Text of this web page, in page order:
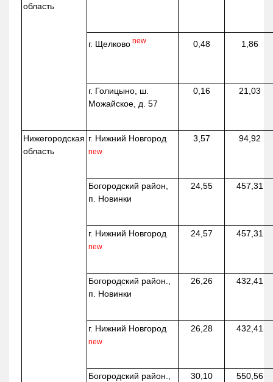
область
г. Щелково new 0,48 1,86
г. Голицыно, ш.
Можайское, д. 57
0,16 21,03
Нижегородская
область
г. Нижний Новгород
new
3,57 94,92
Богородский район,
п. Новинки
24,55 457,31
г. Нижний Новгород
new
24,57 457,31
Богородский район.,
п. Новинки
26,26 432,41
г. Нижний Новгород
new
26,28 432,41
Богородский район.,
30,10 550,56